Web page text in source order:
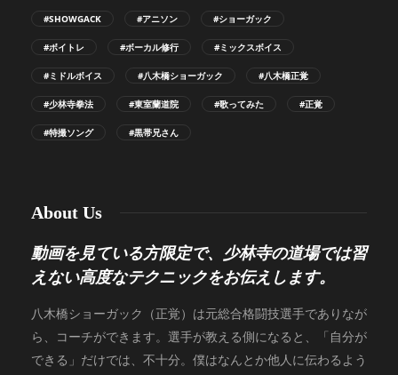
#SHOWGACK #アニソン #ショーガック
#ボイトレ #ボーカル修行 #ミックスボイス
#ミドルボイス #八木橋ショーガック #八木橋正覚
#少林寺拳法 #東室蘭道院 #歌ってみた #正覚
#特撮ソング #黒帯兄さん
About Us
動画を見ている方限定で、少林寺の道場では習
えない高度なテクニックをお伝えします。
八木橋ショーガック（正覚）は元総合格闘技選手でありなが
ら、コーチができます。選手が教える側になると、「自分が
できる」だけでは、不十分。僕はなんとか他人に伝わるよう